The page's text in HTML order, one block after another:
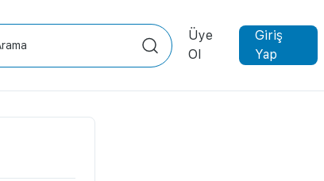
Üye
Ol
Giriş
Yap